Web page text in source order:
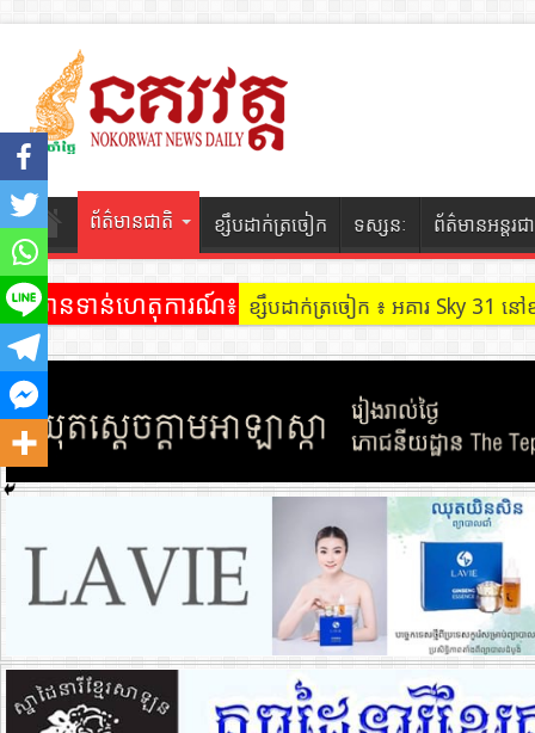
ព័ត៌មានជាតិ ខ្សឹបដាក់ត្រចៀក ទស្សនៈ ព័ត៌មានអន្តរជ
ព័ត៌មានទាន់ហេតុការណ៍៖ ខ្សឹបដាក់ត្រចៀក ៖ អគារ Sky 31
ខ្សឹបដាក់ត្រចៀក ៖ ដល់ករ ! ឈ្មួញដឹក